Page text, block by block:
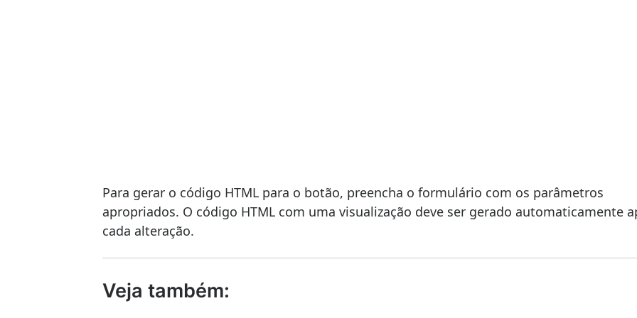
Para gerar o código HTML para o botão, preencha o formulário com os parâmetros
apropriados. O código HTML com uma visualização deve ser gerado automaticamente
cada alteração.
Veja também: